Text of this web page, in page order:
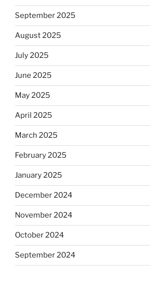
September 2025
August 2025
July 2025
June 2025
May 2025
April 2025
March 2025
February 2025
January 2025
December 2024
November 2024
October 2024
September 2024